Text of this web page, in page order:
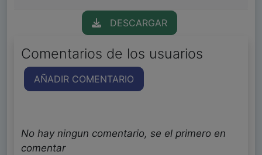
DESCARGAR
Comentarios de los usuarios
AÑADIR COMENTARIO
No hay ningun comentario, se el primero en
comentar